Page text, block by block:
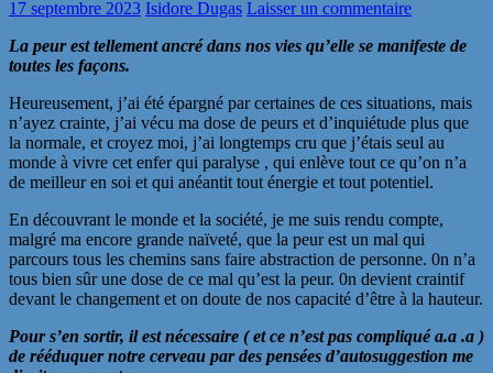
17 septembre 2023 Isidore Dugas Laisser un commentaire
La peur est tellement ancré dans nos vies qu’elle se manifeste de
toutes les façons.
Heureusement, j’ai été épargné par certaines de ces situations, mais
n’ayez crainte, j’ai vécu ma dose de peurs et d’inquiétude plus que
la normale, et croyez moi, j’ai longtemps cru que j’étais seul au
monde à vivre cet enfer qui paralyse , qui enlève tout ce qu’on n’a
de meilleur en soi et qui anéantit tout énergie et tout potentiel.
En découvrant le monde et la société, je me suis rendu compte,
malgré ma encore grande naïveté, que la peur est un mal qui
parcours tous les chemins sans faire abstraction de personne. 0n n’a
tous bien sûr une dose de ce mal qu’est la peur. 0n devient craintif
devant le changement et on doute de nos capacité d’être à la hauteur.
Pour s’en sortir, il est nécessaire ( et ce n’est pas compliqué a.a .a )
de rééduquer notre cerveau par des pensées d’autosuggestion me